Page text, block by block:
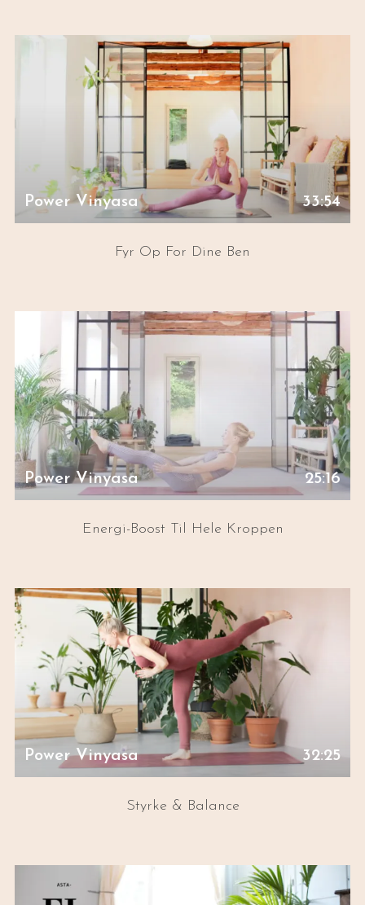
Power Vinyasa 33:54
Fyr Op For Dine Ben
Power Vinyasa 25:16
Energi-Boost Til Hele Kroppen
Power Vinyasa 32:25
Styrke & Balance